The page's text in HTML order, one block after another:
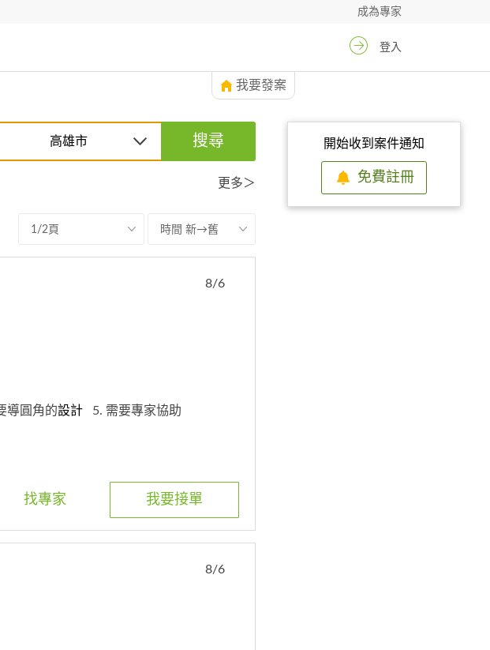
成為專家
登入
我要發案
開始收到案件通知
免費註冊
高雄市 搜尋
更多＞
1/2頁 時間 新→舊
8/6
導圓角的設計
5. 需要專家協助
我要接單
找專家
8/6